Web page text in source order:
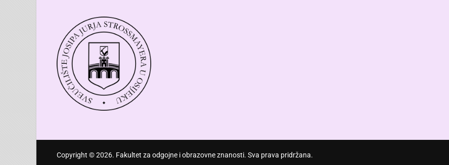
Copyright © 2026. Fakultet za odgojne i obrazovne znanosti. Sva prava pridržana.